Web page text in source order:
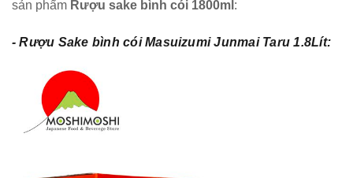
sản phẩm Rượu sake bình cói 1800ml :
- Rượu Sake bình cói Masuizumi Junmai Taru 1.8Lít: